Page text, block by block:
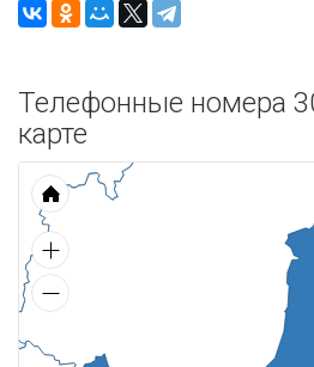
Телефонные номера
карте